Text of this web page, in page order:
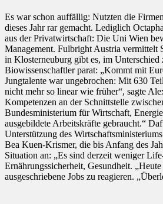
Es war schon auffällig: Nutzten die
dieses Jahr rar gemacht. Lediglich
aus der Privatwirtschaft: Die Uni Wien
Management. Fulbright Austria vermittelt
in Klosterneuburg gibt es, im
Biowissenschaftler parat: „Kommt mit
Jungtalente war ungebrochen: Mit 630
nicht mehr so linear wie früher“, sagte
Kompetenzen an der Schnittstelle
Bundesministerium für Wirtschaft,
ausgebildete Arbeitskräfte gebraucht.“
Unterstützung des
Bea Kuen-Krismer, die bis Anfang des
Situation an: „Es sind derzeit weniger
Ernährungssicherheit, Gesundheit.
ausgeschriebene Jobs zu reagieren.